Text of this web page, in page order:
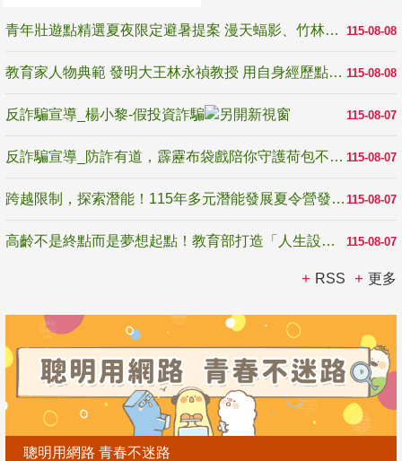
115-08-08
青年壯遊點精選夏夜限定避暑提案 漫天蝠影、竹林尋蛙、茶香夜觀 邀青年暮色出發
115-08-08
教育家人物典範 發明大王林永禎教授 用自身經歷點亮學生的路
115-08-07
反詐騙宣導_楊小黎-假投資詐騙
115-08-07
反詐騙宣導_防詐有道，霹靂布袋戲陪你守護荷包不受騙
115-08-07
跨越限制，探索潛能！115年多元潛能發展夏令營發掘生命無限可能
115-08-07
高齡不是終點而是夢想起點！教育部打造「人生設計夢工場」 參展第3屆高齡健康產業博覽會
RSS 更多
聰明用網路 青春不迷路